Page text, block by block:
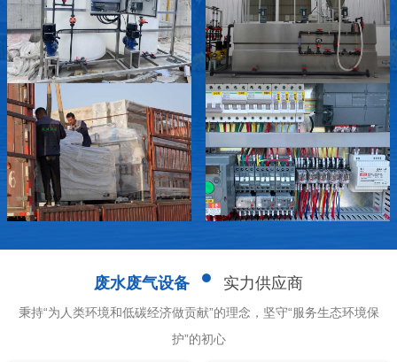
废水废气设备 实力供应商
秉持“为人类环境和低碳经济做贡献”的理念，坚守“服务生态环境保
护”的初心